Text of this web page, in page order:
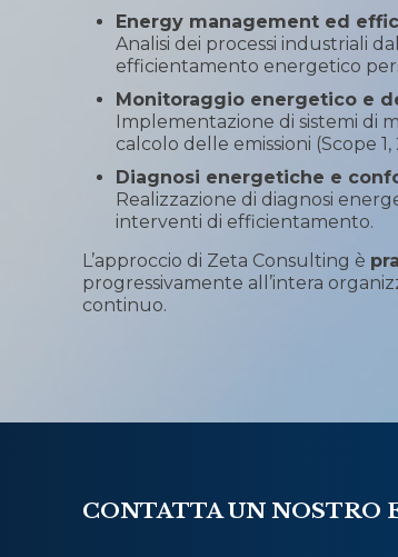
Energy management ed
Analisi dei processi industriali
efficientamento energetico
Monitoraggio energetico e
Implementazione di sistemi di
calcolo delle emissioni (Scope
Diagnosi energetiche e
Realizzazione di diagnosi
interventi di efficientamento.
L’approccio di Zeta Consulting è
progressivamente all’intera
continuo.
CONTATTA UN NOSTRO